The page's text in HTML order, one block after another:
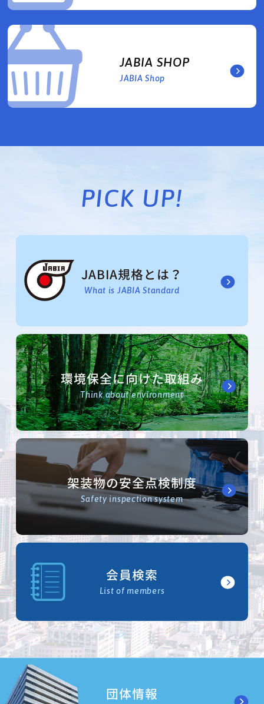
JABIA SHOP
JABIA Shop
PICK UP!
JABIA規格とは？
What is JABIA Standard
環境保全に向けた取組み
Think about environment
架装物の安全点検制度
Safety inspection system
会員検索
List of members
団体情報